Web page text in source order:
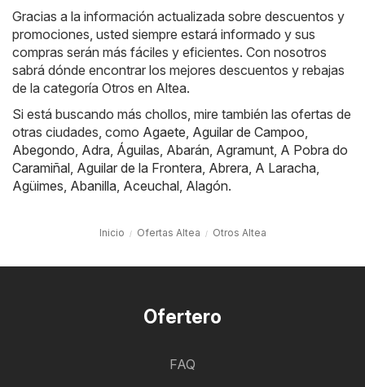
Gracias a la información actualizada sobre descuentos y
promociones, usted siempre estará informado y sus
compras serán más fáciles y eficientes. Con nosotros
sabrá dónde encontrar los mejores descuentos y rebajas
de la categoría Otros en Altea.
Si está buscando más chollos, mire también las ofertas de
otras ciudades, como Agaete, Aguilar de Campoo,
Abegondo, Adra, Águilas, Abarán, Agramunt, A Pobra do
Caramiñal, Aguilar de la Frontera, Abrera, A Laracha,
Agüimes, Abanilla, Aceuchal, Alagón.
Inicio Ofertas Altea Otros Altea
Ofertero
FAQ